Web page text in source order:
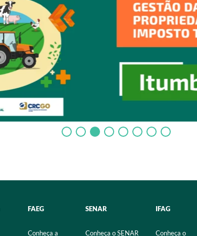
FAEG
Conheça a
SENAR
Conheça o SENAR
IFAG
Conheça o